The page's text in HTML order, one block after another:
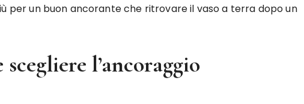
per un buon ancorante che ritrovare il vaso a terra dopo un
l’ancoraggio